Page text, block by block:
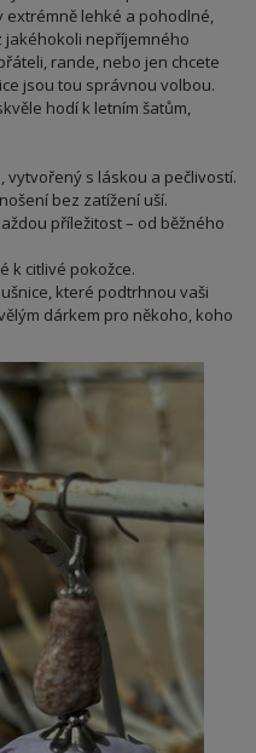
extrémně lehké a pohodlné,
jakéhokoli nepříjemného
rande, nebo jen chcete
jsou tou správnou volbou.
hodí k letním šatům,
vytvořený s láskou a pečlivostí.
bez zatížení uší.
příležitost – od běžného
k citlivé pokožce.
které podtrhnou vaši
dárkem pro někoho, koho